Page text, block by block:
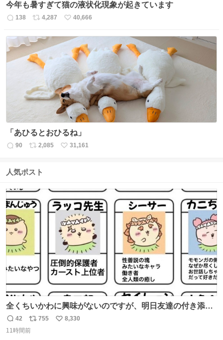
今年も暑すぎて猫の液状化現象が起きています
返
138
リ
ス
ト
数
4,287
い
ね
数
40,666
「あひるとおひるね」
返
数
90
リ
ス
数
2,085
い
31,161
人気ポスト
全くちいかわに興味がないのですが、明日友達の付き添い
で見に行きます。 事前に予習できるよう、友達がキャラク
ターの説明を作ってくれたのですが、くりまんじゅうとい
返
信
42
リ
ポ
755
い
8,330
11時間前